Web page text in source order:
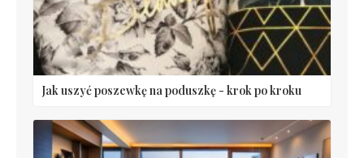
Jak uszyć poszewkę na poduszkę - krok po kroku